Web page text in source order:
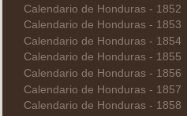
Calendario de Honduras - 1852
Calendario de Honduras - 1853
Calendario de Honduras - 1854
Calendario de Honduras - 1855
Calendario de Honduras - 1856
Calendario de Honduras - 1857
Calendario de Honduras - 1858